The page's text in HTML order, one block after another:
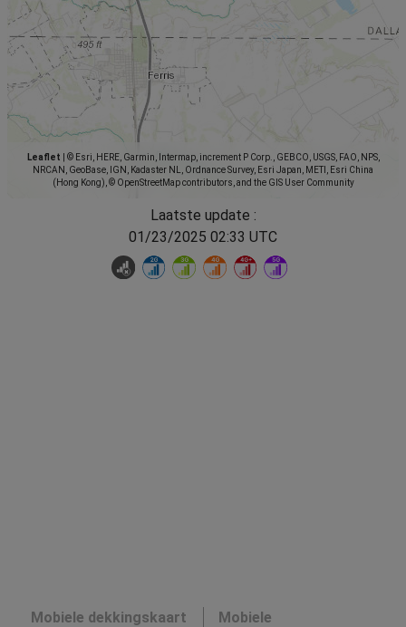
Leaflet
© Esri, HERE, Garmin, Intermap, increment P Corp., GEBCO, USGS, FAO, NPS,
NRCAN, GeoBase, IGN, Kadaster NL, Ordnance Survey, Esri Japan, METI, Esri China
(Hong Kong), © OpenStreetMap contributors, and the GIS User Community
Laatste update :
01/23/2025 02:33 UTC
Mobiele dekkingskaart
Mobiele